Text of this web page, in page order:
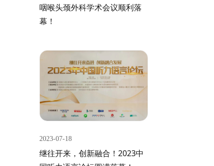
咽喉头颈外科学术会议顺利落
幕！
2023-07-18
继往开来，创新融合！2023中